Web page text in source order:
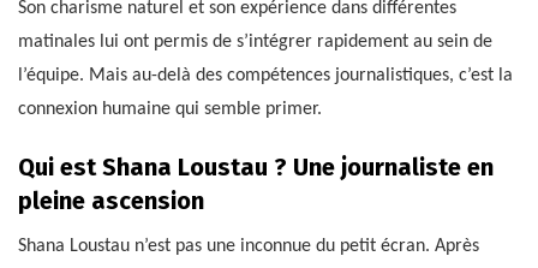
Son charisme naturel et son expérience dans différentes
matinales lui ont permis de s’intégrer rapidement au sein de
l’équipe. Mais au-delà des compétences journalistiques, c’est la
connexion humaine qui semble primer.
Qui est Shana Loustau ? Une journaliste en
pleine ascension
Shana Loustau n’est pas une inconnue du petit écran. Après